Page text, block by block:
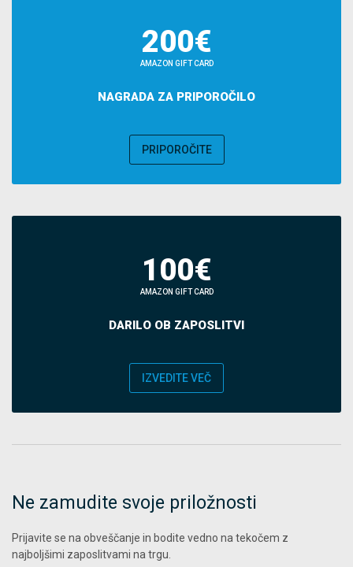
200€
AMAZON GIFT CARD
NAGRADA ZA PRIPOROČILO
PRIPOROČITE
100€
AMAZON GIFT CARD
DARILO OB ZAPOSLITVI
IZVEDITE VEČ
Ne zamudite svoje priložnosti
Prijavite se na obveščanje in bodite vedno na tekočem z
najboljšimi zaposlitvami na trgu.